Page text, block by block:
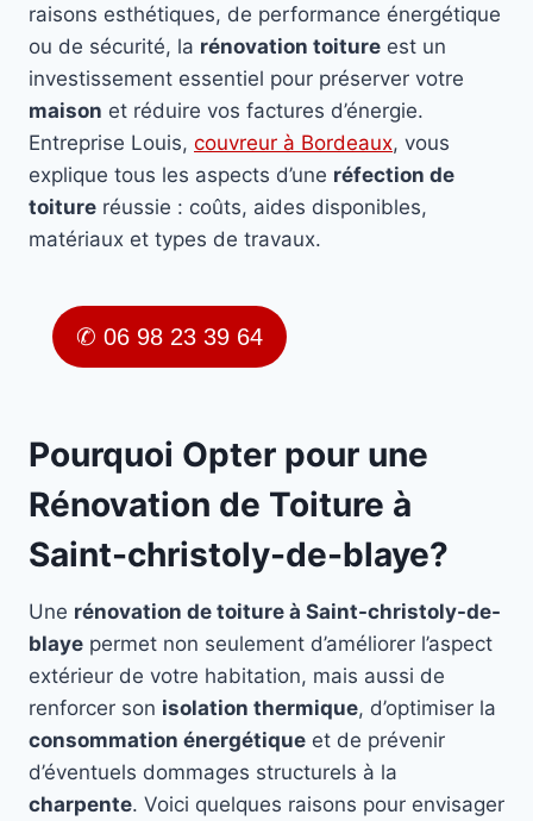
raisons esthétiques, de performance énergétique
ou de sécurité, la rénovation toiture est un
investissement essentiel pour préserver votre
maison et réduire vos factures d’énergie.
Entreprise Louis, couvreur à Bordeaux, vous
explique tous les aspects d’une réfection de
toiture réussie : coûts, aides disponibles,
matériaux et types de travaux.
✆ 06 98 23 39 64
Pourquoi Opter pour une
Rénovation de Toiture à
Saint-christoly-de-blaye?
Une rénovation de toiture à Saint-christoly-de-
blaye permet non seulement d’améliorer l’aspect
extérieur de votre habitation, mais aussi de
renforcer son isolation thermique, d’optimiser la
consommation énergétique et de prévenir
d’éventuels dommages structurels à la
charpente. Voici quelques raisons pour envisager